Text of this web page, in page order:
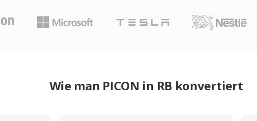
Wie man PICON in RB konvertiert